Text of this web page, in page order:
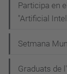
Participa en
"Artificial
Setmana
Graduats de